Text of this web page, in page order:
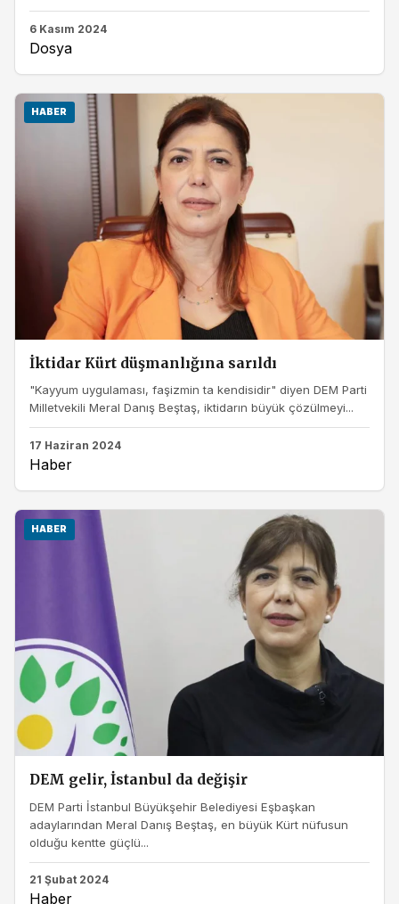
6 Kasım 2024
Dosya
HABER
İktidar Kürt düşmanlığına sarıldı
"Kayyum uygulaması, faşizmin ta kendisidir" diyen DEM Parti
Milletvekili Meral Danış Beştaş, iktidarın büyük çözülmeyi...
17 Haziran 2024
Haber
HABER
DEM gelir, İstanbul da değişir
DEM Parti İstanbul Büyükşehir Belediyesi Eşbaşkan
adaylarından Meral Danış Beştaş, en büyük Kürt nüfusun
olduğu kentte güçlü...
21 Şubat 2024
Haber